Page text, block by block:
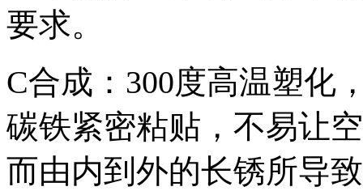
要求。
C合成：300度高温塑化
碳铁紧密粘贴，不易让
而由内到外的长锈所导